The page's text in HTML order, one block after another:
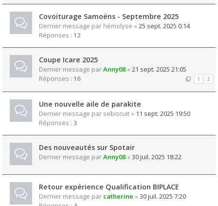
Covoiturage Samoëns - Septembre 2025
Dernier message par hémolyse « 25 sept. 2025 0:14
Réponses : 12
Coupe Icare 2025
Dernier message parAnny08« 21 sept. 2025 21:05
Réponses : 16 1 2
Une nouvelle aile de parakite
Dernier message par sebiscuit « 11 sept. 2025 19:50
Réponses : 3
Des nouveautés sur Spotair
Dernier message parAnny08« 30 juil. 2025 18:22
Retour expérience Qualification BIPLACE
Dernier message par catherine « 30 juil. 2025 7:20